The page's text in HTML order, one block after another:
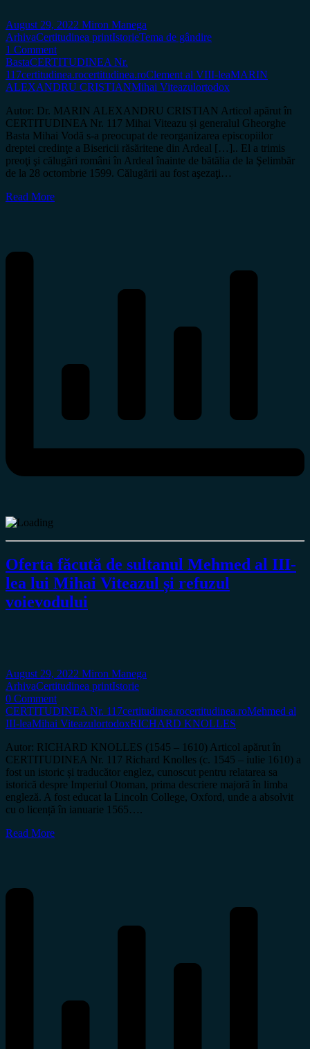
August 29, 2022 Miron Manega
ArhivaCertitudinea printIstorieTema de gândire
1 Comment
BastaCERTITUDINEA Nr.
117certitudinea.rocertitudinea.roClement al VIII-leaMARIN
ALEXANDRU CRISTIANMihai Viteazulortodox
Autor: Dr. MARIN ALEXANDRU CRISTIAN Articol apărut în
CERTITUDINEA Nr. 117 Mihai Viteazu și generalul Gheorghe
Basta Mihai Vodă s-a preocupat de reorganizarea episcopiilor
dreptei credinţe a Bisericii răsăritene din Ardeal […].. El a trimis
preoţi şi călugări români în Ardeal înainte de bătălia de la Şelimbăr
de la 28 octombrie 1599. Călugării au fost aşezaţi…
Read More
Oferta făcută de sultanul Mehmed al III-
lea lui Mihai Viteazul și refuzul
voievodului
August 29, 2022 Miron Manega
ArhivaCertitudinea printIstorie
0 Comment
CERTITUDINEA Nr. 117certitudinea.rocertitudinea.roMehmed al
III-leaMihai ViteazulortodoxRICHARD KNOLLES
Autor: RICHARD KNOLLES (1545 – 1610) Articol apărut în
CERTITUDINEA Nr. 117 Richard Knolles (c. 1545 – iulie 1610) a
fost un istoric și traducător englez, cunoscut pentru relatarea sa
istorică despre Imperiul Otoman, prima descriere majoră în limba
engleză. A fost educat la Lincoln College, Oxford, unde a absolvit
cu o licență în ianuarie 1565….
Read More